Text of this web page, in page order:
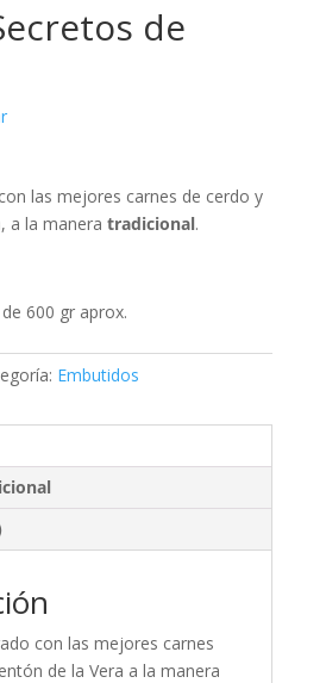
de
las mejores carnes de cerdo y
a la manera tradicional.
600 gr aprox.
Embutidos
con las mejores carnes
de la Vera a la manera